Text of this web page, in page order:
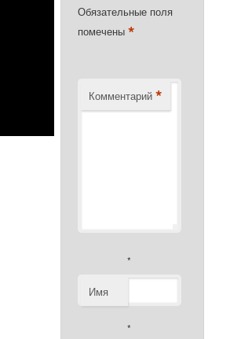
Обязательные поля
помечены*
Комментарий *
Имя
*
*